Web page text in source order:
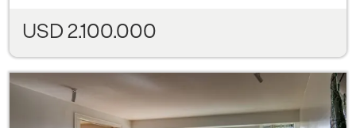
USD 2.100.000